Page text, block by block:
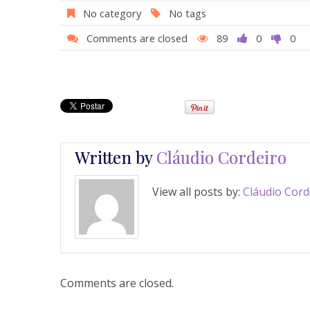
o
o
A
p
st
No category
No tags
Comments are closed
89 0 0
Written byCláudio Cordeiro
View all posts by: Cláudio
Comments are closed.